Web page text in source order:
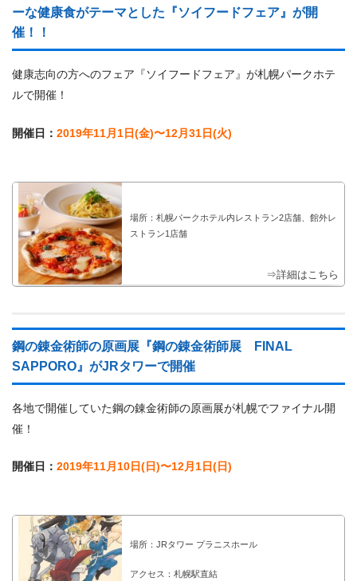
ーな健康食がテーマとした『ソイフードフェア』が開
催！！
健康志向の方へのフェア『ソイフードフェア』が札幌パークホテ
ルで開催！
開催日： 2019年11月1日(金)〜12月31日(火)
場所：札幌パークホテル内レストラン2店舗、館外レ
ストラン1店舗
⇒詳細はこちら
鋼の錬金術師の原画展『鋼の錬金術師展 FINAL
SAPPORO』がJRタワーで開催
各地で開催していた鋼の錬金術師の原画展が札幌でファイナル開
催！
開催日： 2019年11月10日(日)〜12月1日(日)
場所：JRタワー プラニスホール
アクセス：札幌駅直結